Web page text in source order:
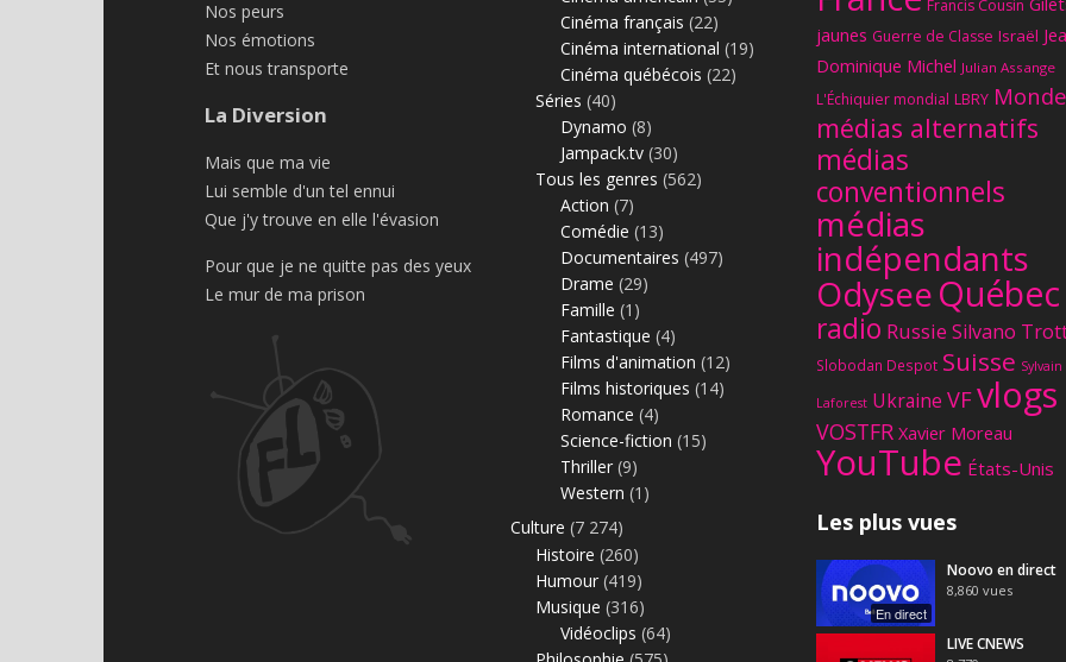
Nos peurs
Nos émotions
Et nous transporte
La Diversion
Mais que ma vie
Lui semble d'un tel ennui
Que j'y trouve en elle l'évasion
Pour que je ne quitte pas des yeux
Le mur de ma prison
Cinéma français (22)
Cinéma international (19)
Cinéma québécois (22)
Séries (40)
Dynamo (8)
Jampack.tv (30)
Tous les genres (562)
Action (7)
Comédie (13)
Documentaires (497)
Drame (29)
Famille (1)
Fantastique (4)
Films d'animation (12)
Films historiques (14)
Romance (4)
Science-fiction (15)
Thriller (9)
Western (1)
Culture (7 274)
Histoire (260)
Humour (419)
Musique (316)
Vidéoclips (64)
Francis Cousin
jaunes Guerre de Classe Israël
Dominique Michel Julian Assange
L'Échiquier mondial LBRY Monde
médias alternatifs
médias
conventionnels
médias
indépendants
OdyseeQuébec
radio Russie Silvano
Slobodan Despot Suisse Sylvain
Laforest Ukraine VFvlogs
VOSTFR Xavier Moreau
YouTube États-Unis
Les plus vues
En direct
Noovo en direct
8,860 vues
LIVE CNEWS